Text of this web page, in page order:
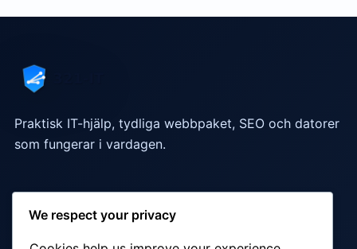
Praktisk IT-hjälp, tydliga webbpaket, SEO och datorer
som fungerar i vardagen.
We respect your privacy